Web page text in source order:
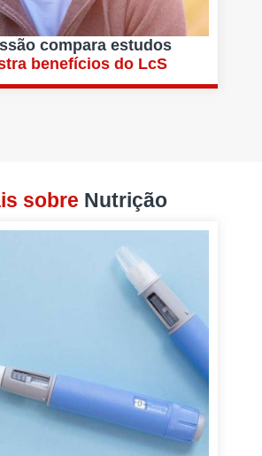
compara estudos
benefícios do LcS
sobre Nutrição